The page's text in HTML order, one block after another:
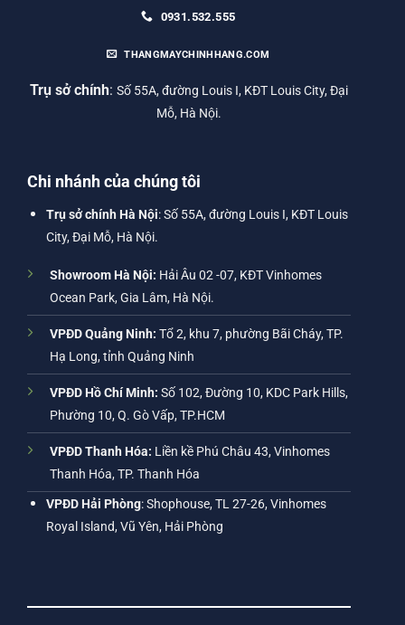
0931.532.555
THANGMAYCHINHHANG.COM
Trụ sở chính: Số 55A, đường Louis I, KĐT Louis City, Đại
Mỗ, Hà Nội.
Chi nhánh của chúng tôi
Trụ sở chính Hà Nội: Số 55A, đường Louis I, KĐT Louis
City, Đại Mỗ, Hà Nội.
Showroom Hà Nội: Hải Âu 02 -07, KĐT Vinhomes
Ocean Park, Gia Lâm, Hà Nội.
VPĐD Quảng Ninh: Tổ 2, khu 7, phường Bãi Cháy, TP.
Hạ Long, tỉnh Quảng Ninh
VPĐD Hồ Chí Minh: Số 102, Đường 10, KDC Park Hills,
Phường 10, Q. Gò Vấp, TP.HCM
VPĐD Thanh Hóa: Liền kề Phú Châu 43, Vinhomes
Thanh Hóa, TP. Thanh Hóa
VPĐD Hải Phòng: Shophouse, TL 27-26, Vinhomes
Royal Island, Vũ Yên, Hải Phòng